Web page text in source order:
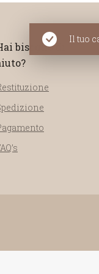
Il tuo
bisogno di